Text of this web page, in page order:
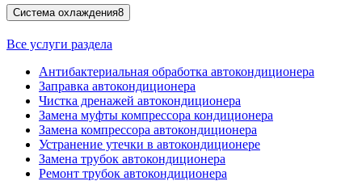
Система охлаждения8
Все услуги раздела
Антибактериальная обработка автокондиционера
Заправка автокондиционера
Чистка дренажей автокондиционера
Замена муфты компрессора кондиционера
Замена компрессора автокондиционера
Устранение утечки в автокондиционере
Замена трубок автокондиционера
Ремонт трубок автокондиционера